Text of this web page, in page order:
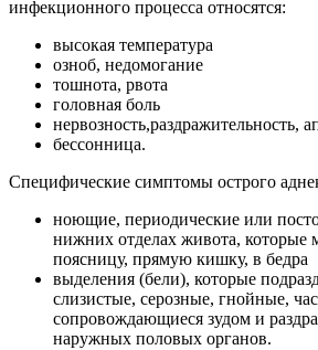
инфекционного процесса относятся:
высокая температура
озноб, недомогание
тошнота, рвота
головная боль
нервозность,раздражительность,
бессонница.
Специфические симптомы острого
ноющие, периодические или
нижних отделах живота, которые
поясницу, прямую кишку, в бедра
выделения (бели), которые
слизистые, серозные, гнойные,
сопровождающиеся зудом и
наружных половых органов.